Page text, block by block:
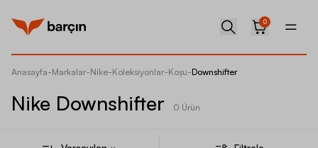
0
Anasayfa-Markalar-Nike-Koleksiyonlar-Koşu-Downshifter
Nike Downshifter 0 Ürün